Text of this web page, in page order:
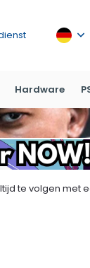
Hardware
te volgen met